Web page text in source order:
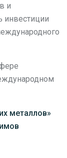
и
инвестиции
металлов»